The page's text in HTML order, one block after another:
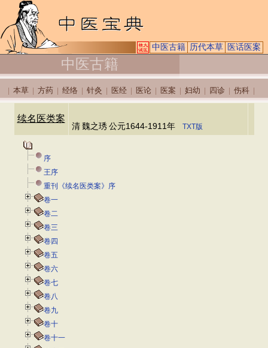
中医古籍 历代本草 医话医案
中医古籍
本草 方药 经络 针灸 医经 医论 医案 妇幼 四诊 伤科
续名医类案
清 魏之琇 公元1644-1911年 TXT版
序
王序
重刊《续名医类案》序
卷一
卷二
卷三
卷四
卷五
卷六
卷七
卷八
卷九
卷十
卷十一